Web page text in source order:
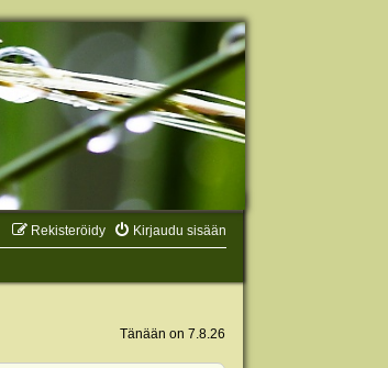
Kirjaudu sisään
Rekisteröidy
Tänään on 7.8.26